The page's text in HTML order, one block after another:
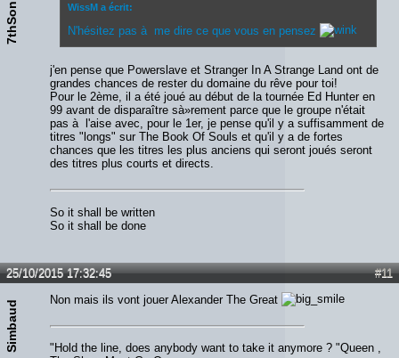
7thSon WissM a écrit:
N'hésitez pas à me dire ce que vous en pensez
j'en pense que Powerslave et Stranger In A Strange Land ont de
grandes chances de rester du domaine du rêve pour toi!
Pour le 2ème, il a été joué au début de la tournée Ed Hunter en
99 avant de disparaître sà»rement parce que le groupe n'était
pas à l'aise avec, pour le 1er, je pense qu'il y a suffisamment de
titres "longs" sur The Book Of Souls et qu'il y a de fortes
chances que les titres les plus anciens qui seront joués seront
des titres plus courts et directs.
So it shall be written
So it shall be done
#11
25/10/2015 17:32:45
Simbaud Non mais ils vont jouer Alexander The Great
"Hold the line, does anybody want to take it anymore ? "Queen ,